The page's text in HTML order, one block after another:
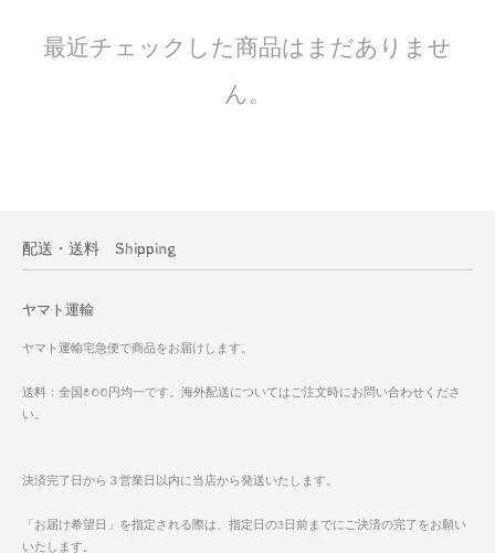
最近チェックした商品はまだありませ
ん。
配送・送料 Shipping
ヤマト運輸
ヤマト運輸宅急便で商品をお届けします。
送料：全国800円均一です。海外配送についてはご注文時にお問い合わせくださ
い。
決済完了日から３営業日以内に当店から発送いたします。
「お届け希望日」を指定される際は、指定日の3日前までにご決済の完了をお願い
いたします。